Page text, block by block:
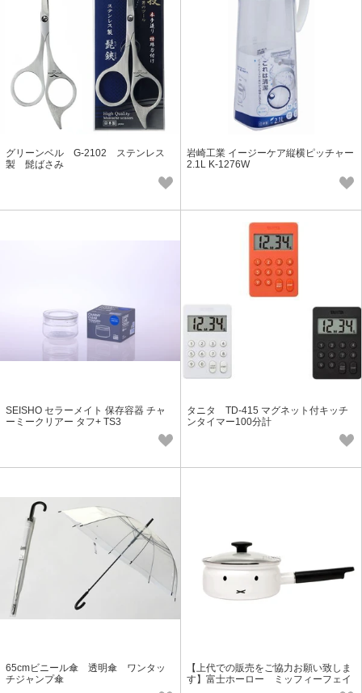
グリーンベル G-2102 ステンレス
製 髭ばさみ
岩崎工業 イージーケア縦横ピッチャー
2.1L K-1276W
SEISHO セラーメイト 保存容器 チャ
ーミークリアー タフ+ TS3
タニタ TD-415 マグネット付キッチ
ンタイマー100分計
65cmビニール傘 透明傘 ワンタッ
チジャンプ傘
【上代での販売をご協力お願い致しま
す】富士ホーロー ミッフィーフェイ